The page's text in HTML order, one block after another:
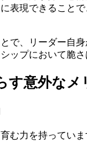
表現できること
で、リーダー自
ップにおいて脆
す意外なメ
む力を持ってい